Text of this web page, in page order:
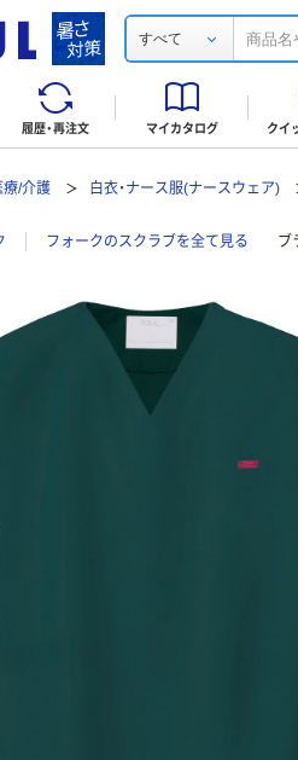
すべて
履歴・再注文 マイカタログ クイ
療/介護 白衣・ナース服(ナースウェア)
フォークのスクラブを全て見る ブ